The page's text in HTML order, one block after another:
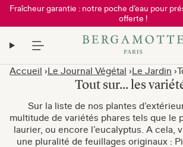
Fraîcheur garantie : notre poche d’eau pour
offerte !
Accueil Le Journal Végétal Le Jardin
Tout sur... les
Sur la liste de nos plantes
multitude de variétés phares tels que le
laurier, ou encore l’eucalyptus. A cela,
une pluralité de feuillages originaux :